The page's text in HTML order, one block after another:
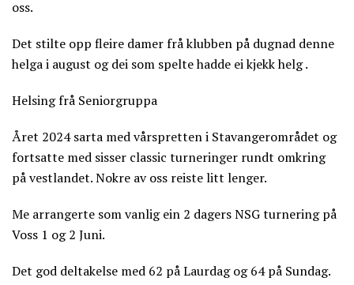
oss.
Det stilte opp fleire damer frå klubben på dugnad denne
helga i august og dei som spelte hadde ei kjekk helg .
Helsing frå Seniorgruppa
Året 2024 sarta med vårspretten i Stavangerområdet og
fortsatte med sisser classic turneringer rundt omkring
på vestlandet. Nokre av oss reiste litt lenger.
Me arrangerte som vanlig ein 2 dagers NSG turnering på
Voss 1 og 2 Juni.
Det god deltakelse med 62 på Laurdag og 64 på Sundag.